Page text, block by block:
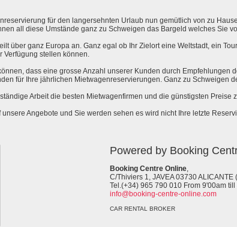
für den langersehnten Urlaub nun gemütlich von zu
all diese Umstände ganz zu Schweigen das Bargeld welches Sie
über ganz Europa an. Ganz egal ob Ihr Zielort eine Weltstadt, ein
Verfügung stellen können.
dass eine grosse Anzahl unserer Kunden durch
für Ihre jährlichen Mietwagenreservierungen. Ganz zu Schweigen
Arbeit die besten Mietwagenfirmen und die günstigsten Preise
Angebote und Sie werden sehen es wird nicht Ihre letzte
Powered by Booking
Booking Centre Online,
C/Thiviers 1, JAVEA 03730 ALICANTE
Tel.(+34) 965 790 010 From 9'00am
info@booking-centre-online.com
CAR RENTAL BROKER